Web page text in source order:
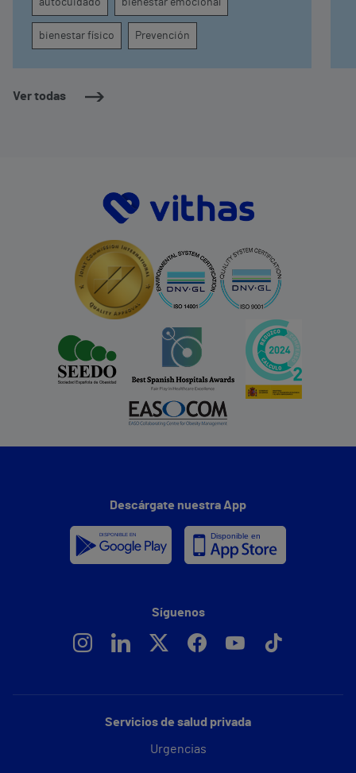
Ver todas
autocuidado bienestar emocional
bienestar físico Prevención
Servicios de salud privada
Urgencias
Descárgate nuestra App
Síguenos